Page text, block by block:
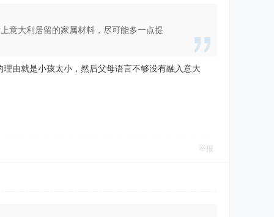
意大利居留的家属材料，尽可能多一点提
由就是小孩太小，然后父母语言不够没有融入意大
举报